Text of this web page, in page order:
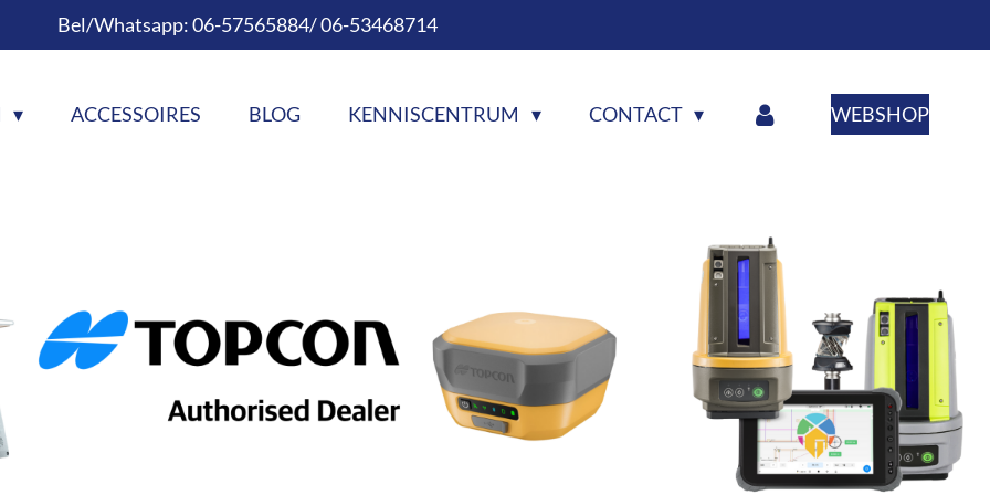
Bel/Whatsapp: 06-57565884/ 06-53468714
ACCESSOIRES BLOG KENNISCENTRUM CONTACT WEBSHOP